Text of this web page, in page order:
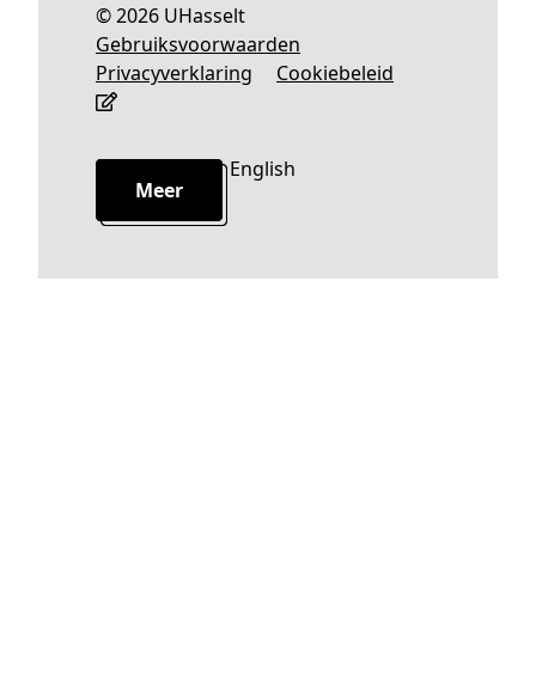
Meer
Meer
© 2026 UHasselt
Gebruiksvoorwaarden
Privacyverklaring
Cookiebeleid
English